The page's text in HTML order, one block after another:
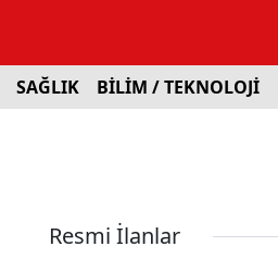
SAĞLIK BİLİM / TEKNOLOJİ
Resmi İlanlar